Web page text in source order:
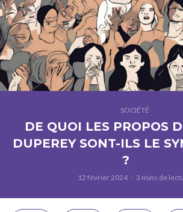
SOCIÉTÉ
DE QUOI LES PROPOS
DUPEREY SONT-ILS LE
?
12 février 2024 3 mins de